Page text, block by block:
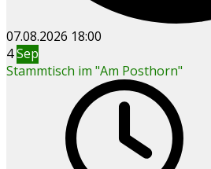
07.08.2026 18:00
4Sep
Stammtisch im "Am Posthorn"